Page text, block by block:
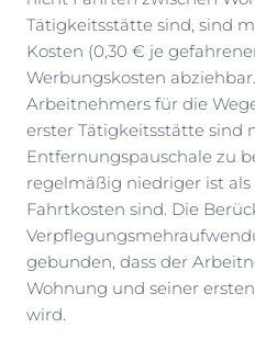
Tätigkeitsstätte sind, sind
Kosten (0,30 € je
Werbungskosten
Arbeitnehmers für die
erster Tätigkeitsstätte sind
Entfernungspauschale zu
regelmäßig niedriger ist
Fahrtkosten sind. Die
gebunden, dass der
Wohnung und seiner
wird.